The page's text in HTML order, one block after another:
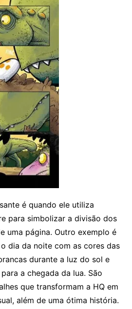
é quando ele utiliza
para simbolizar a divisão dos
uma página. Outro exemplo é
dia da noite com as cores das
durante a luz do sol e
a chegada da lua. São
que transformam a HQ em
além de uma ótima história.